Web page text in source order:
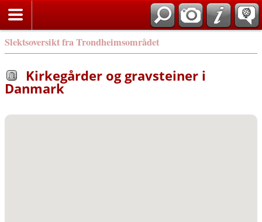
Slektsoversikt fra Trondheimsområdet
Kirkegårder og gravsteiner i
Danmark